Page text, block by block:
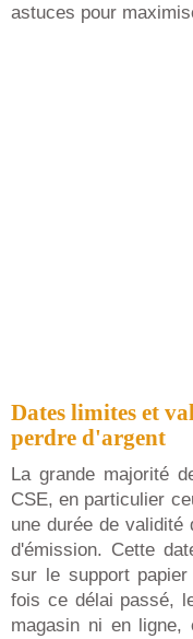
astuces pour
Dates limites et
perdre d'argent
La grande majorité
CSE, en particulier
une durée de validité
d'émission. Cette
sur le support
fois ce délai passé,
magasin ni en ligne,